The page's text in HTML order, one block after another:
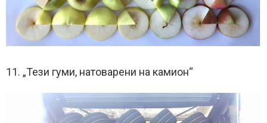
11. „Тези гуми, натоварени на камион“